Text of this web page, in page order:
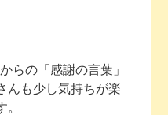
らの「感謝の言葉」
んも少し気持ちが楽